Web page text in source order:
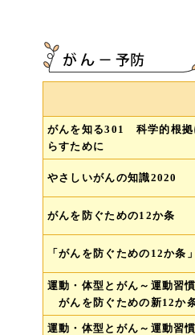
がんを知る301 科学的根
らすために
やさしいがんの知識2020
がんを防ぐための12か条
「がんを防ぐための12か条
運動・体型とがん～運動習
がんを防ぐための新12か
運動・体型とがん～運動習